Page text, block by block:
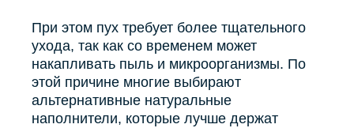
При этом пух требует более тщательного
ухода, так как со временем может
накапливать пыль и микроорганизмы. По
этой причине многие выбирают
альтернативные натуральные
наполнители, которые лучше держат